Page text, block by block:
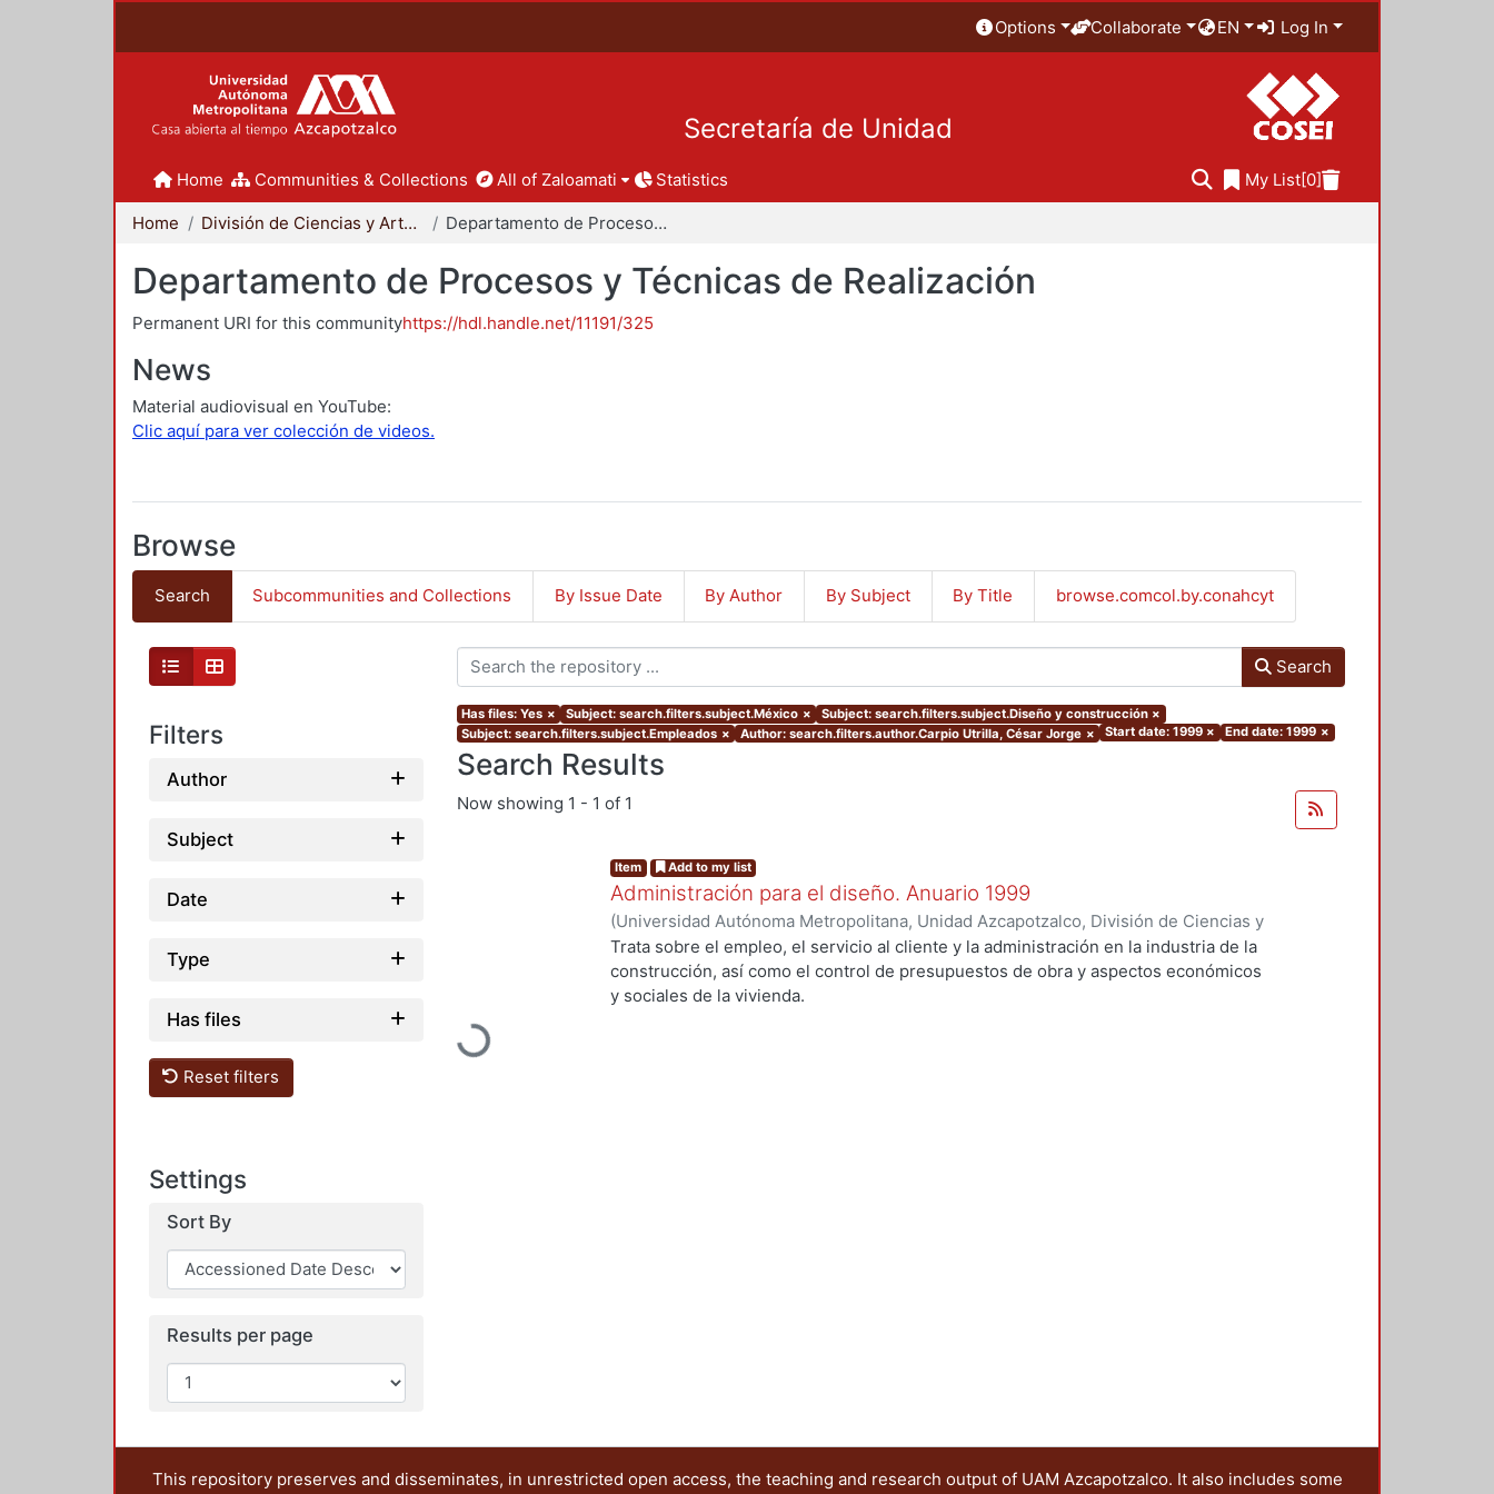
Options Collaborate EN Log In
Secretaría de Unidad
Home Communities & Collections All of Zaloamati Statistics My List[0]
Home División de Ciencias y Artes para el Diseño Departamento de Procesos y Técnicas de Realización
Departamento de Procesos y Técnicas de Realización
Permanent URI for this communityhttps://hdl.handle.net/11191/325
News
Material audiovisual en YouTube:
Clic aquí para ver colección de videos.
Browse
Search Subcommunities and Collections By Issue Date By Author By Subject By Title browse.comcol.by.conahcyt
Filters
Author
Subject
Date
Type
Has files
Reset filters
Settings
Sort By
Results per page
Search
Has files: Yes × Subject: search.filters.subject.México × Subject: search.filters.subject.Diseño y construcción ×
Subject: search.filters.subject.Empleados × Author: search.filters.author.Carpio Utrilla, César Jorge × Start date: 1999 × End date: 1999 ×
Search Results
Now showing 1 - 1 of 1
Loading...
Item Add to my list
Administración para el diseño. Anuario 1999
(Universidad Autónoma Metropolitana, Unidad Azcapotzalco, División de Ciencias y
Artes para el Diseño, Departamento de Procesos y Técnicas de Realización,1999)
Poó Rubio, Aurora;Cervantes Abarca, Alejandro;Vilchis Salazar, Rubén;Carpio
Utrilla, César Jorge;Rodríguez Martínez, Jorge
Trata sobre el empleo, el servicio al cliente y la administración en la industria de la
construcción, así como el control de presupuestos de obra y aspectos económicos
y sociales de la vivienda.
This repository preserves and disseminates, in unrestricted open access, the teaching and research output of UAM Azcapotzalco. It also includes some